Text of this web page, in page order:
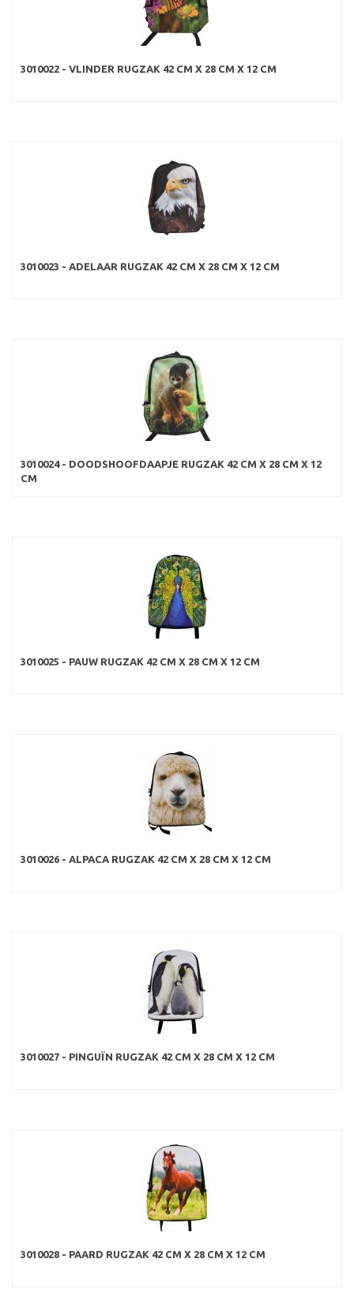
3010022 - VLINDER RUGZAK 42 CM X 28 CM X 12 CM
3010023 - ADELAAR RUGZAK 42 CM X 28 CM X 12 CM
3010024 - DOODSHOOFDAAPJE RUGZAK 42 CM X 28 CM X 12
CM
3010025 - PAUW RUGZAK 42 CM X 28 CM X 12 CM
3010026 - ALPACA RUGZAK 42 CM X 28 CM X 12 CM
3010027 - PINGUÏN RUGZAK 42 CM X 28 CM X 12 CM
3010028 - PAARD RUGZAK 42 CM X 28 CM X 12 CM